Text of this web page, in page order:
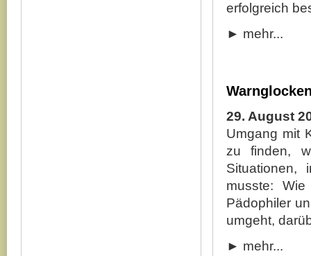
erfolgreich
► mehr...
29. August
Umgang mit
zu finden,
Situationen,
musste:
Pädophiler
umgeht,
► mehr...